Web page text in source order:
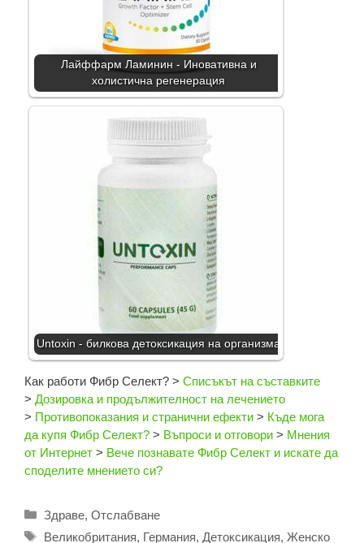
Лайффарм Ламинин - Иновативна и
холистична регенерация
Untoxin - билкова детоксикация на организма
Как работи Фибр Селект? > Списъкът на съставките
> Дозировка и продължителност на лечението
> Противопоказания и странични ефекти > Къде мога
да купя Фибр Селект? > Въпроси и отговори > Мнения
от Интернет > Вече познавате Фибр Селект и искате да
споделите мнението си?
Категории
Здраве, Отслабване
Етикети
Великобритания, Германия, Детоксикация, Женско